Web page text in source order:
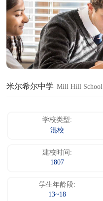
米尔希尔中学 Mill Hill School
学校类型:
混校
建校时间:
1807
学生年龄段:
13~18